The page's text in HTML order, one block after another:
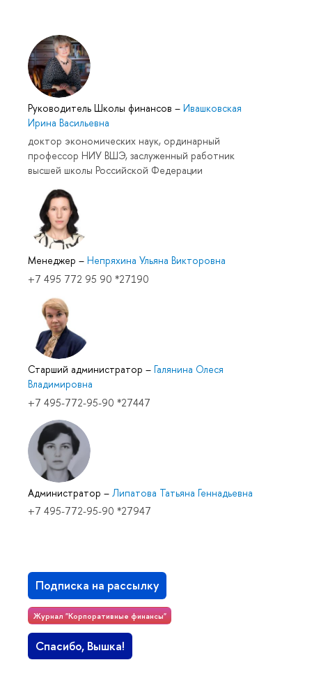
Руководитель Школы финансов – Ивашковская
Ирина Васильевна
доктор экономических наук, ординарный
профессор НИУ ВШЭ, заслуженный работник
высшей школы Российской Федерации
Менеджер – Непряхина Ульяна Викторовна
+7 495 772 95 90 *27190
Старший администратор – Галянина Олеся
Владимировна
+7 495-772-95-90 *27447
Администратор – Липатова Татьяна Геннадьевна
+7 495-772-95-90 *27947
Подписка на рассылку
Журнал "Корпоративные финансы"
Спасибо, Вышка!